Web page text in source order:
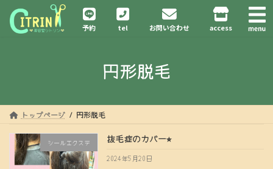
ッ
移
予約 tel お問い合わせ access
円形脱毛
トップページ 円形脱毛
シールエクステ 抜毛症のカバー⭐︎
2024年5月20日